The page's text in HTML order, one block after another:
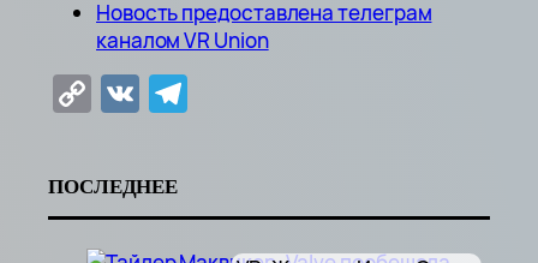
Новость предоставлена телеграм
каналом VR Union
Copy
VK
ПОСЛЕДНЕЕ